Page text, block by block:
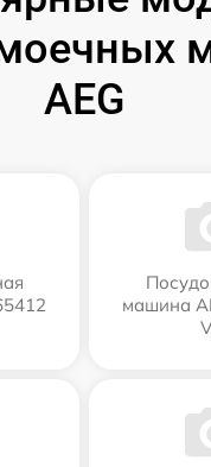
AEG
машина